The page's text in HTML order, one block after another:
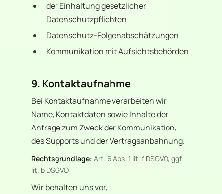
der Einhaltung gesetzlicher
Datenschutzpflichten
Datenschutz-Folgenabschätzungen
Kommunikation mit Aufsichtsbehörden
9. Kontaktaufnahme
Bei Kontaktaufnahme verarbeiten wir
Name, Kontaktdaten sowie Inhalte der
Anfrage zum Zweck der Kommunikation,
des Supports und der Vertragsanbahnung.
Rechtsgrundlage: Art. 6 Abs. 1 lit. f DSGVO, ggf.
lit. b DSGVO
Wir behalten uns vor,